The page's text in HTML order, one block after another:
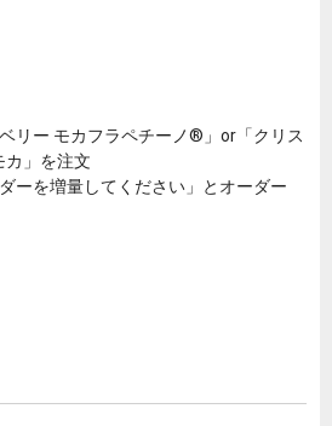
リー モカフラペチーノ®」or「クリス
カ」を注文
ーを増量してください」とオーダー